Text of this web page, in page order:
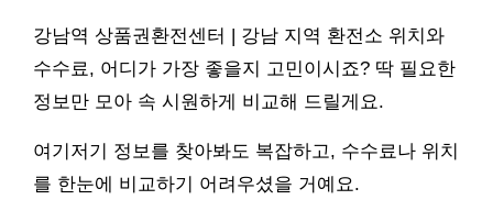
강남역 상품권환전센터 | 강남 지역 환전소 위치와
수수료, 어디가 가장 좋을지 고민이시죠? 딱 필요한
정보만 모아 속 시원하게 비교해 드릴게요.
여기저기 정보를 찾아봐도 복잡하고, 수수료나 위치
를 한눈에 비교하기 어려우셨을 거예요.